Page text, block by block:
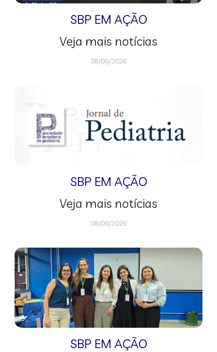
SBP EM AÇÃO
Veja mais notícias
08/06/2026
SBP EM AÇÃO
Veja mais notícias
08/06/2026
SBP EM AÇÃO